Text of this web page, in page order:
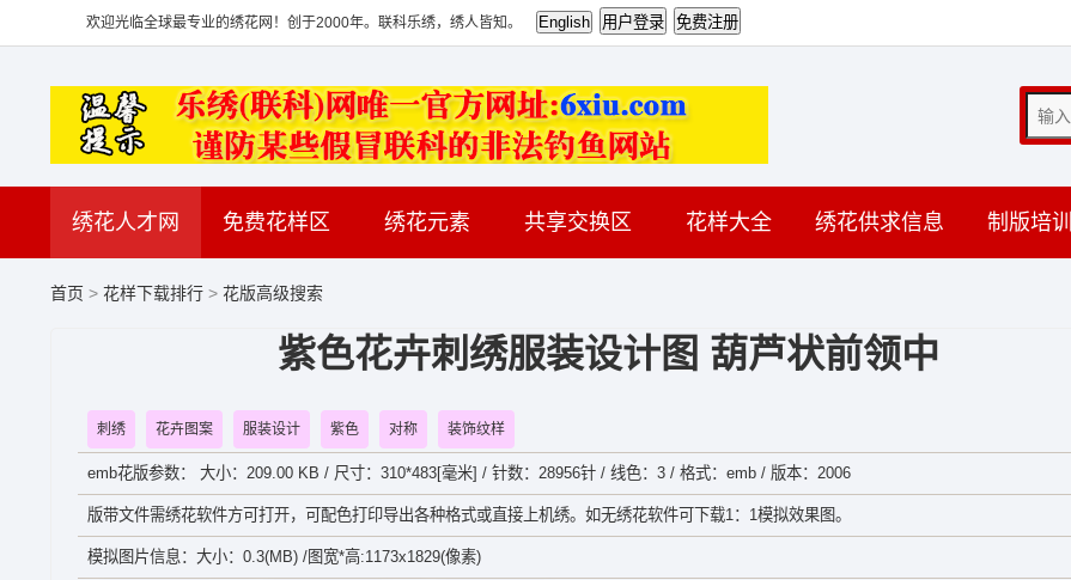
欢迎光临全球最专业的绣花网！创于2000年。联科乐绣，绣人皆知。
绣花人才网 免费花样区 绣花元素 共享交换区 花样大全 绣花供求信息 制版培训
首页 > 花样下载排行 > 花版高级搜索
紫色花卉刺绣服装设计图 葫芦状前领中
刺绣 花卉图案 服装设计 紫色 对称 装饰纹样
emb花版参数： 大小：209.00 KB / 尺寸：310*483[毫米] / 针数：28956针 / 线色：3 / 格式：emb / 版本：2006
版带文件需绣花软件方可打开，可配色打印导出各种格式或直接上机绣。如无绣花软件可下载1：1模拟效果图。
模拟图片信息：大小：0.3(MB) /图宽*高:1173x1829(像素)